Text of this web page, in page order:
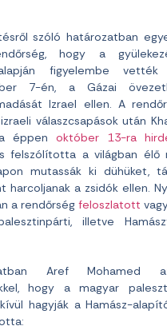
szóló határozatban
hogy a
figyelembe
7-én, a Gázai
Izrael ellen. A
válaszcsapások után
éppenoktóber 13-ra
felszólította a világban élő
mutassák ki dühüket,
harcoljanak a zsidók ellen.
a rendőrség feloszlatott
illetve
Aref Mohamed
hogy a magyar
hagyják a Hamász-